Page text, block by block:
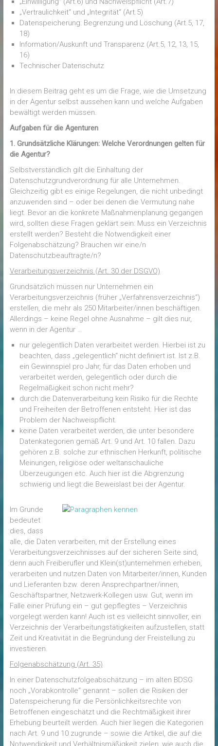
„Vertraulichkeit“ und „Integrität“ (Art.5)
Datenspeicherung: Begrenzung und Löschung (Art.5, 17,
18)
Information/Auskunft und Transparenz (Art.5, 12, 13, 15,
16)
Technischer Datenschutz
In diesem Beitrag geht es um die Frage, wie die Umsetzung
in der Agentur selbst aussehen kann und welche Aufgaben
bewältigt werden müssen.
Aufgaben für die Agenturen
1. Grundsätzliche Klärungen: Welche Verordnungen gelten für
die Agentur?
Selbstverständlich gilt die Einhaltung der
Datenschutzgrundverordnung für alle Unternehmen.
Gleichzeitig gibt es einige Regelungen, die nicht unbedingt
anzuwenden sind – oder bei denen die Vermutung nahe
liegt. Bevor an die konkrete Maßnahmenplanung gegangen
wird, sollten diese Fragen geklärt sein: Muss ein Verzeichnis
erstellt werden? Besteht die Notwendigkeit einer
Folgenabschätzung? Brauchen wir eine/n
Datenschutzbeauftragte/n?
Verarbeitungsverzeichnis (Art. 30 der DSGVO)
Grundsätzlich müssen nur Unternehmen ein
Verarbeitungsverzeichnis (früher „Verfahrensverzeichnis“)
erstellen, die mehr als 250 Mitarbeiter/innen beschäftigen.
Allerdings – keine Regel ohne Ausnahme – gilt dies nur,
wenn in der Agentur …
nur gelegentlich Daten verarbeitet werden. Hierbei ist zu
beachten, dass „gelegentlich“ nicht definiert ist. Ist z.B.
ein Gewinnspiel pro Jahr, für das Daten erhoben und
verarbeitet werden, gelegentlich oder durch die
Regelmäßigkeit schon nicht mehr?
durch die Datenverarbeitung kein Risiko für die Rechte
und Freiheiten der Betroffenen entsteht. Hier ist das
Problem der Nachweispflicht.
keine Daten verarbeitet werden, die unter besondere
Datenkategorien gemäß Art. 9 und Art. 10 fallen. Dazu
gehören z.B. solche zur ethnischen Herkunft, politische
Meinungen, religiöse oder weltanschauliche
Überzeugungen etc. Auch hier ist die Abgrenzung
schwierig und liegt die Beweislast bei der Agentur.
Im Grunde
bedeutet
dies, dass
alle, die Daten verarbeiten, mit der Erstellung eines
Verarbeitungsverzeichnisses auf der sicheren Seite sind,
denn auch Freiberufler und Klein(st)unternehmen erheben,
verarbeiten und nutzen Daten von Mitarbeiter/innen, Kunden
und Lieferanten bzw. deren Ansprechpartner/innen,
Geschäftspartner, Netzwerk-Kollegen usw. Gut, wenn im
Falle einer Prüfung ein – gut gepflegtes – Verzeichnis
vorgelegt werden kann! Auch ist es vielleicht sinnvoller, ein
Verzeichnis der Verarbeitungstätigkeiten aufzustellen, statt
Zeit und Kreativität in die Begründung der Freistellung zu
investieren.
Folgenabschätzung (Art. 35)
In einer Datenschutzfolgeabschätzung – im alten BDSG
noch „Vorabkontrolle“ genannt – sollen die Risiken der
Datenspeicherung für die Persönlichkeitsrechte von
Betroffenen eingeschätzt und die Rechtmäßigkeit ihrer
Erhebung beurteilt werden. Auch hier liegen die Kategorien
nach Art. 9 und 10 zugrunde – sowie die Artikel, die auf die
Notwendigkeit und Verhältnismäßigkeit zielen, wie auch die